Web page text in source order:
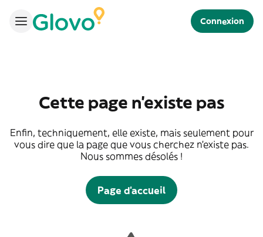
Connexion
Cette page n'existe pas
Enfin, techniquement, elle existe, mais seulement pour
vous dire que la page que vous cherchez n'existe pas.
Nous sommes désolés !
Page d'accueil